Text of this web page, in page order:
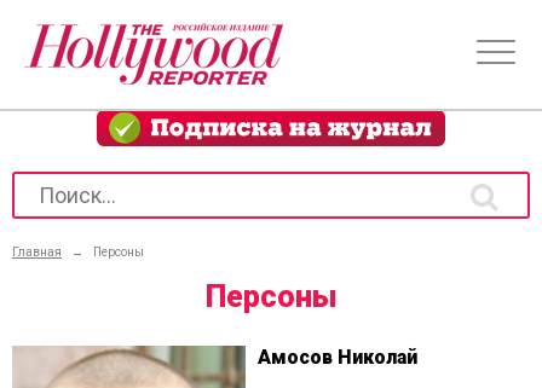
Главная → Персоны
Персоны
Амосов Николай